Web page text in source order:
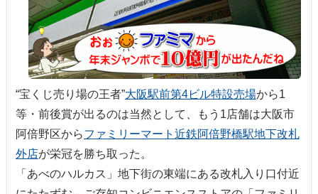
“宝くじ売り場の王者”大阪駅前第4ビル特設売場から1
等・前後賞が出るのは当然として、もう1店舗は大阪市
阿倍野区からファミリーマート近鉄阿倍野橋駅地下改札
外店が栄冠を勝ち取った。
「あべのハルカス」地下街の東端にある改札入り口付近